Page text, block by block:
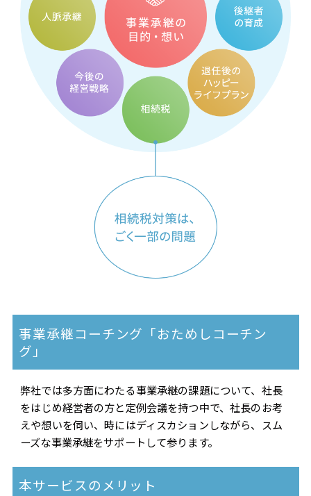
事業承継コーチング「おためしコーチン
グ」
弊社では多方面にわたる事業承継の課題について、社長
をはじめ経営者の方と定例会議を持つ中で、社長のお考
えや想いを伺い、時にはディスカションしながら、スム
ーズな事業承継をサポートして参ります。
本サービスのメリット